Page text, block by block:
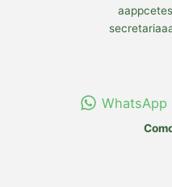
WhatsApp